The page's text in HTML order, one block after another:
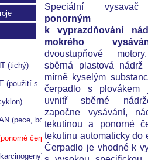
Speciální vysavač
ponorným
k vyprazdňování
mokrého
dvoustupňové
sběrná plastová
mírně kyselým
čerpadlo s plovákem
uvnitř sběrné
započne vysávání,
tekutinou a ponorné
tekutinu automaticky do
Čerpadlo je vhodné k
(tichý)
(použití s
(pece, boilery)
čerpadlo)